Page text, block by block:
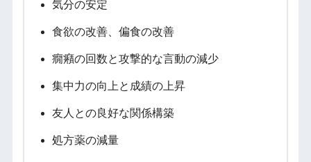
気分の安定
食欲の改善、偏食の改善
癇癪の回数と攻撃的な言動の減少
集中力の向上と成績の上昇
友人との良好な関係構築
処方薬の減量